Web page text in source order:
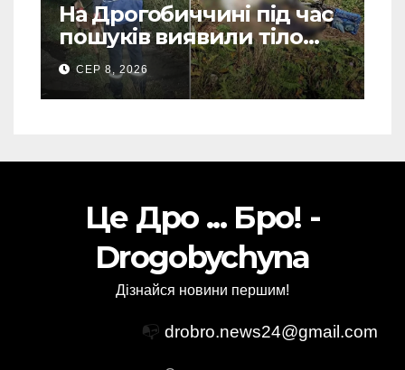
На Дрогобиччині під час
пошуків виявили тіло
зниклого чоловіка (Фото)
СЕР 8, 2026
Це Дро ... Бро! -
Drogobychyna
Дізнайся новини першим!
📭 drobro.news24@gmail.com